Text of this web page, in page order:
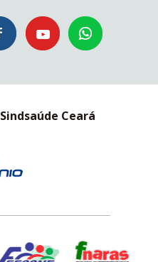
Sindsaúde Ceará